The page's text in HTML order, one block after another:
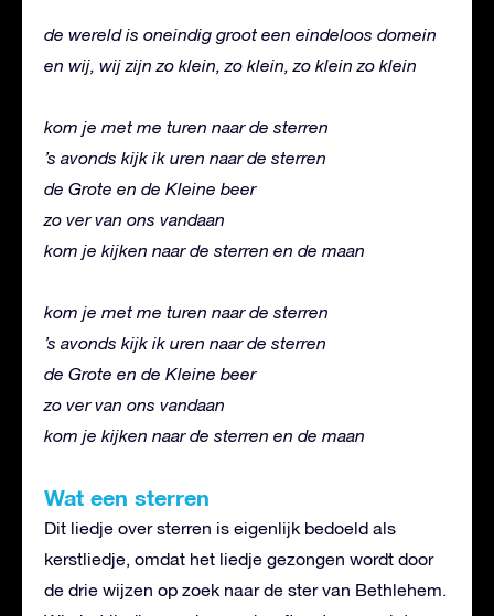
de wereld is oneindig groot een eindeloos domein
en wij, wij zijn zo klein, zo klein, zo klein zo klein
kom je met me turen naar de sterren
’s avonds kijk ik uren naar de sterren
de Grote en de Kleine beer
zo ver van ons vandaan
kom je kijken naar de sterren en de maan
kom je met me turen naar de sterren
’s avonds kijk ik uren naar de sterren
de Grote en de Kleine beer
zo ver van ons vandaan
kom je kijken naar de sterren en de maan
Wat een sterren
Dit liedje over sterren is eigenlijk bedoeld als
kerstliedje, omdat het liedje gezongen wordt door
de drie wijzen op zoek naar de ster van Bethlehem.